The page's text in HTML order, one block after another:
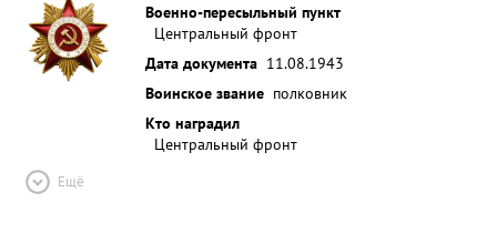
Военно-пересыльный пункт
Центральный фронт
Дата документа 11.08.1943
Воинское звание полковник
Кто наградил
Центральный фронт
Ещё